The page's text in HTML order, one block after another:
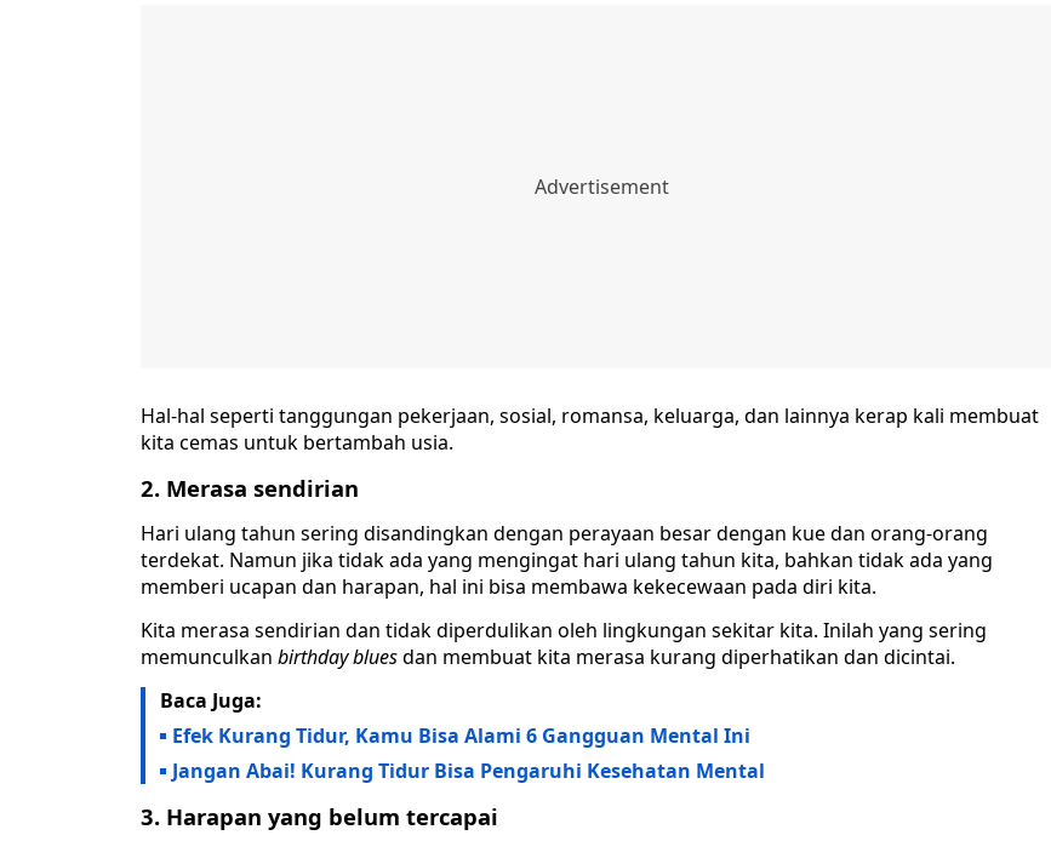
Hal-hal seperti tanggungan pekerjaan, sosial, romansa, keluarga, dan lainnya kerap kali membuat
kita cemas untuk bertambah usia.
2. Merasa sendirian
Hari ulang tahun sering disandingkan dengan perayaan besar dengan kue dan orang-orang
terdekat. Namun jika tidak ada yang mengingat hari ulang tahun kita, bahkan tidak ada yang
memberi ucapan dan harapan, hal ini bisa membawa kekecewaan pada diri kita.
Kita merasa sendirian dan tidak diperdulikan oleh lingkungan sekitar kita. Inilah yang sering
memunculkan birthday bluesdan membuat kita merasa kurang diperhatikan dan dicintai.
Baca Juga:
Efek Kurang Tidur, Kamu Bisa Alami 6 Gangguan Mental Ini
Jangan Abai! Kurang Tidur Bisa Pengaruhi Kesehatan Mental
3. Harapan yang belum tercapai